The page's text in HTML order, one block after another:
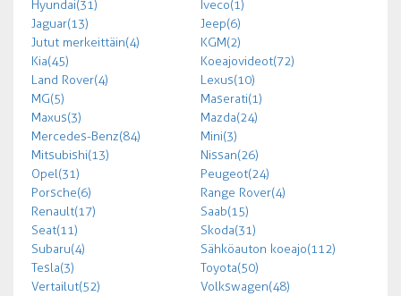
Hyundai (31)
Iveco (1)
Jaguar (13)
Jeep (6)
Jutut merkeittäin (4)
KGM (2)
Kia (45)
Koeajovideot (72)
Land Rover (4)
Lexus (10)
MG (5)
Maserati (1)
Maxus (3)
Mazda (24)
Mercedes-Benz (84)
Mini (3)
Mitsubishi (13)
Nissan (26)
Opel (31)
Peugeot (24)
Porsche (6)
Range Rover (4)
Renault (17)
Saab (15)
Seat (11)
Skoda (31)
Subaru (4)
Sähköauton koeajo (112)
Tesla (3)
Toyota (50)
Vertailut (52)
Volkswagen (48)